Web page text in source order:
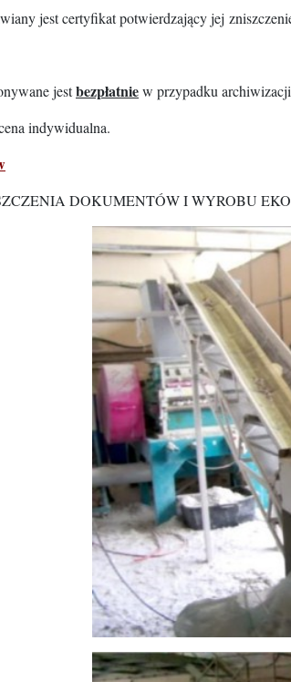
jest certyfikat potwierdzający jej
jestbezpłatniew przypadku
indywidualna.
DOKUMENTÓW I WYROBU